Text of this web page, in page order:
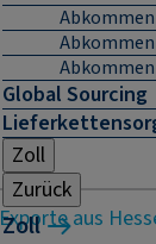
Abkommen
Global Sourcing
Zoll
Zurück
Zoll
Exporte aus